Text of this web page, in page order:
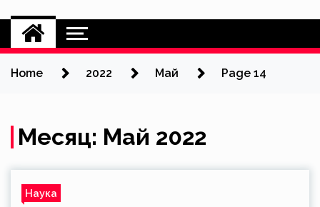
Home 2022 Май Page 14
Месяц: Май 2022
Наука